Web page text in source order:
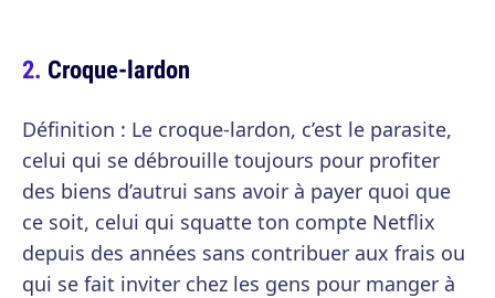
Croque-lardon
Définition : Le croque-lardon, c’est le parasite,
celui qui se débrouille toujours pour profiter
des biens d’autrui sans avoir à payer quoi que
ce soit, celui qui squatte ton compte Netflix
depuis des années sans contribuer aux frais ou
qui se fait inviter chez les gens pour manger à